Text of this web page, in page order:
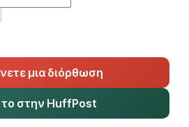
μια διόρθωση
το στην HuffPost